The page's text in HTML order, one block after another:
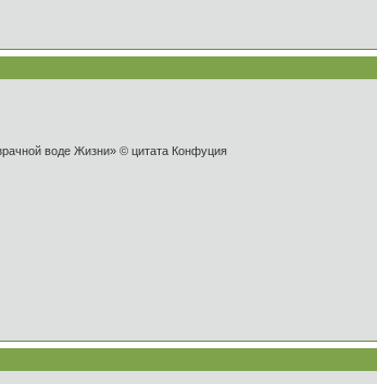
воде Жизни» © цитата Конфуция